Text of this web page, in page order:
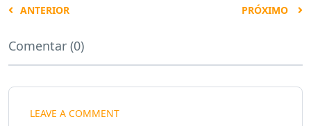
ANTERIOR PRÓXIMO
Comentar (0)
LEAVE A COMMENT